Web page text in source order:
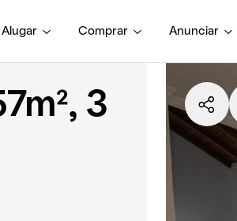
Alugar Comprar Anunciar
3